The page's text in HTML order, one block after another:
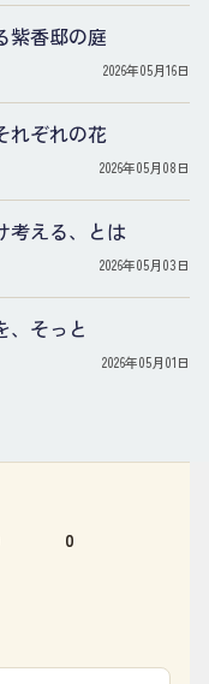
紫香邸の庭
2026年05月16日
れぞれの花
2026年05月08日
考える、とは
2026年05月03日
、そっと
2026年05月01日
0